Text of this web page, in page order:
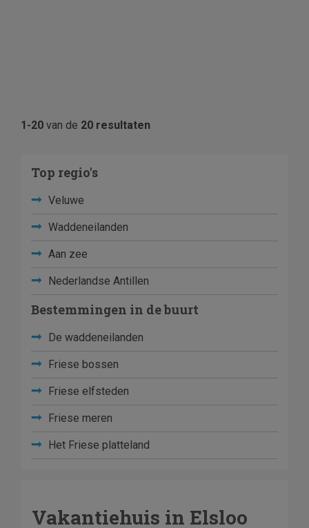
1-20 van de 20 resultaten
Top regio's
Veluwe
Waddeneilanden
Aan zee
Nederlandse Antillen
Bestemmingen in de buurt
De waddeneilanden
Friese bossen
Friese elfsteden
Friese meren
Het Friese platteland
Vakantiehuis in Elsloo